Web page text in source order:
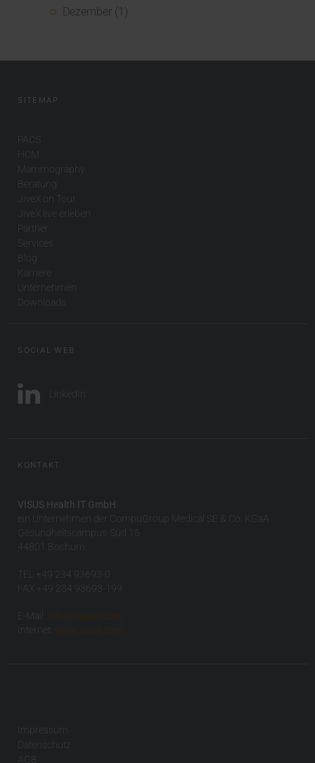
Dezember (1)
SITEMAP
PACS
HCM
Mammography
Beratung
JiveX on Tour
JiveX live erleben
Partner
Services
Blog
Karriere
Unternehmen
Downloads
SOCIAL WEB
LinkedIn
KONTAKT
VISUS Health IT GmbH
ein Unternehmen der CompuGroup Medical SE & Co. KGaA
Gesundheitscampus-Süd 15
44801 Bochum
TEL +49 234 93693-0
FAX +49 234 93693-199
E-Mail:
info(at)visus.com
Internet:
www.visus.com
Impressum
Datenschutz
AGB